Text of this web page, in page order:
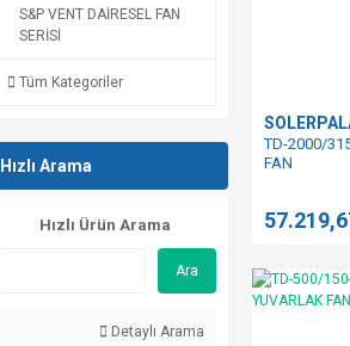
S&P VENT DAİRESEL FAN
SERİSİ
Tüm Kategoriler
Hızlı Arama
Hızlı Ürün Arama
Ara
Detaylı Arama
TD-2000/
FAN